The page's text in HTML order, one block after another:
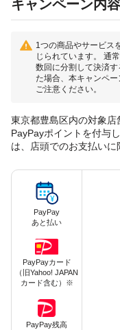
キャンペーン内容
1つの商品やサービス
じられています。 通
数回に分割して決済
た場合、本キャンペ
ご注意ください。
東京都豊島区内の対象店
PayPayポイントを付与
は、店頭でのお支払いに
PayPay
あと払い
PayPayカード
（旧Yahoo! JAPAN
カード含む）※
PayPay残高